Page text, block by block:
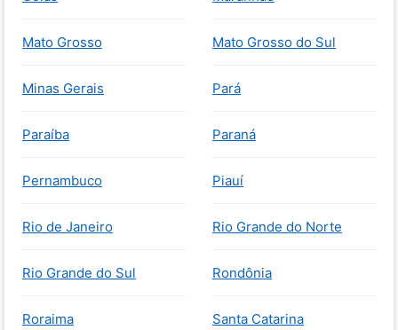
Mato Grosso Mato Grosso do Sul
Minas Gerais Pará
Paraíba Paraná
Pernambuco Piauí
Rio de Janeiro Rio Grande do Norte
Rio Grande do Sul Rondônia
Roraima Santa Catarina